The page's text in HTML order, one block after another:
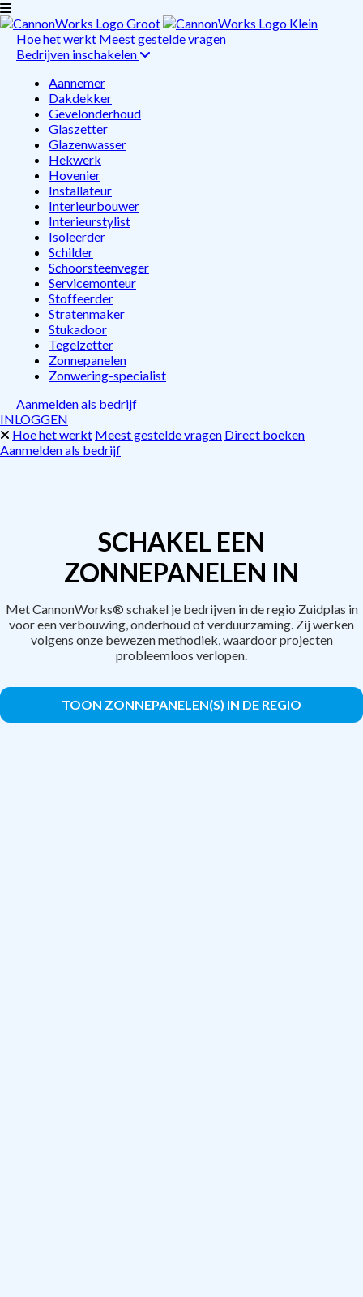
Hoe het werkt Meest gestelde vragen
Bedrijven inschakelen
Aannemer
Dakdekker
Gevelonderhoud
Glaszetter
Glazenwasser
Hekwerk
Hovenier
Installateur
Interieurbouwer
Interieurstylist
Isoleerder
Schilder
Schoorsteenveger
Servicemonteur
Stoffeerder
Stratenmaker
Stukadoor
Tegelzetter
Zonnepanelen
Zonwering-specialist
Aanmelden als bedrijf
INLOGGEN
Hoe het werkt Meest gestelde vragen Direct boeken
Aanmelden als bedrijf
SCHAKEL EEN
ZONNEPANELEN IN
Met CannonWorks® schakel je bedrijven in de regio Zuidplas in
voor een verbouwing, onderhoud of verduurzaming. Zij werken
volgens onze bewezen methodiek, waardoor projecten
probleemloos verlopen.
TOON ZONNEPANELEN(S) IN DE REGIO